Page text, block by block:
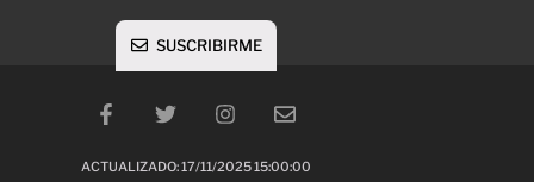
ACTUALIZADO: 17/11/2025 15:00:00
SUSCRIBIRME